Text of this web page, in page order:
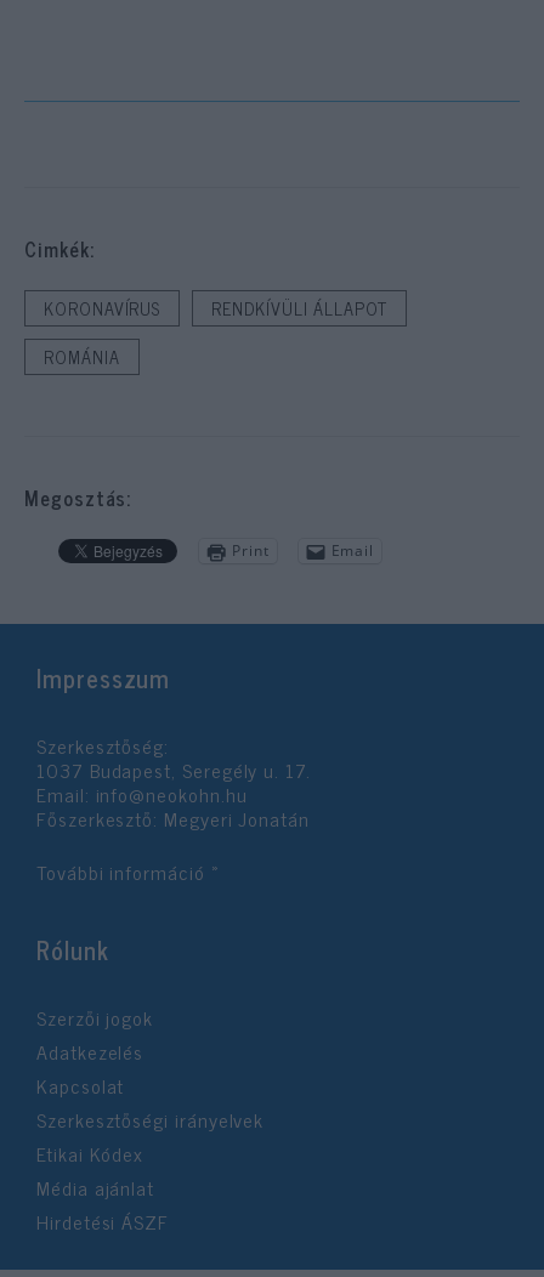
Cimkék:
KORONAVÍRUS
RENDKÍVÜLI ÁLLAPOT
ROMÁNIA
Megosztás:
Print Email
Impresszum
Szerkesztőség:
1037 Budapest, Seregély u. 17.
Email: info@neokohn.hu
Főszerkesztő: Megyeri Jonatán
További információ »
Rólunk
Szerzői jogok
Adatkezelés
Kapcsolat
Szerkesztőségi irányelvek
Etikai Kódex
Média ajánlat
Hirdetési ÁSZF